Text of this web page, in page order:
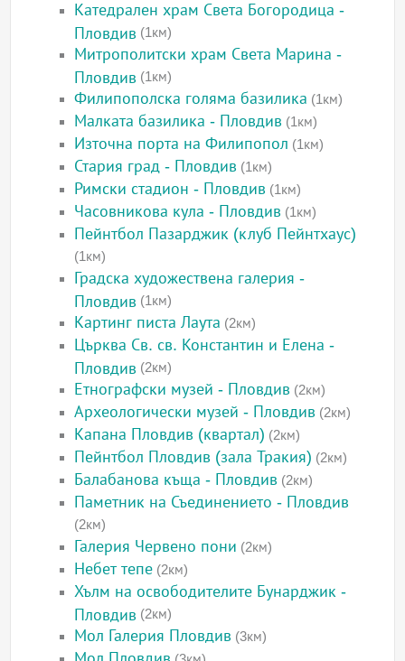
Катедрален храм Света Богородица -
Пловдив (1км)
Митрополитски храм Света Марина -
Пловдив (1км)
Филипополска голяма базилика (1км)
Малката базилика - Пловдив (1км)
Източна порта на Филипопол (1км)
Стария град - Пловдив (1км)
Римски стадион - Пловдив (1км)
Часовникова кула - Пловдив (1км)
Пейнтбол Пазарджик (клуб Пейнтхаус)
(1км)
Градска художествена галерия -
Пловдив (1км)
Картинг писта Лаута (2км)
Църква Св. св. Константин и Елена -
Пловдив (2км)
Етнографски музей - Пловдив (2км)
Археологически музей - Пловдив (2км)
Капана Пловдив (квартал) (2км)
Пейнтбол Пловдив (зала Тракия) (2км)
Балабанова къща - Пловдив (2км)
Паметник на Съединението - Пловдив
(2км)
Галерия Червено пони (2км)
Небет тепе (2км)
Хълм на освободителите Бунарджик -
Пловдив (2км)
Мол Галерия Пловдив (3км)